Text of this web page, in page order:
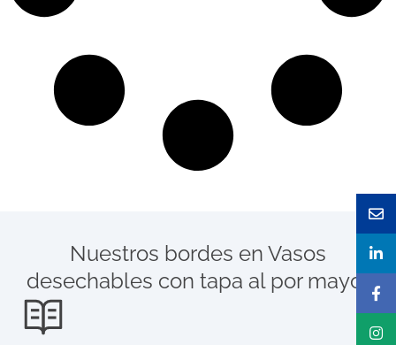
Nuestros bordes en Vasos
desechables con tapa al por mayor